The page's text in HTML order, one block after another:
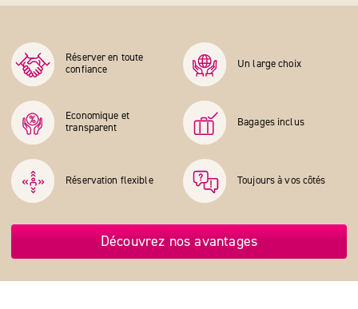
Réserver en toute
confiance
Un large choix
Economique et
transparent
Bagages inclus
Réservation flexible Toujours à vos côtés
Découvrez nos avantages